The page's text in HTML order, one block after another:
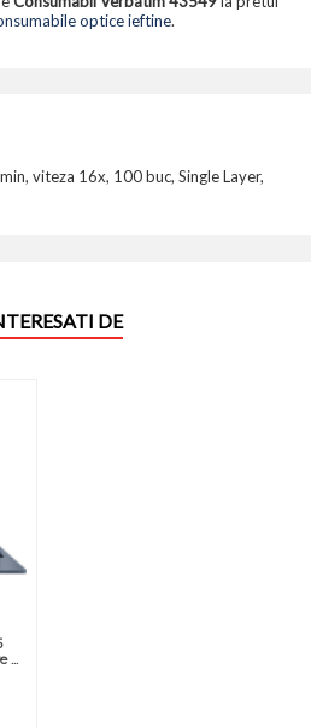
optice ieftine.
viteza 16x, 100 buc, Single Layer,
DE
...